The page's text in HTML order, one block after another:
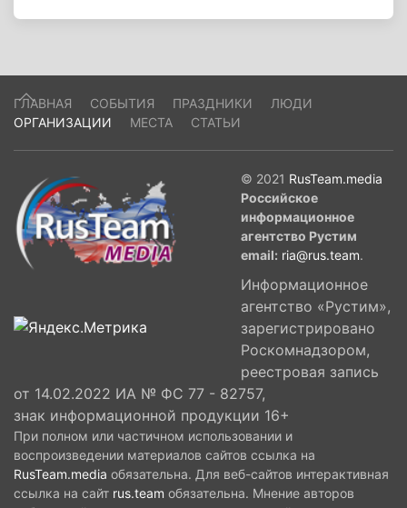
ГЛАВНАЯ СОБЫТИЯ ПРАЗДНИКИ
ЛЮДИ
ОРГАНИЗАЦИИ
МЕСТА СТАТЬИ
© 2021 RusTeam.media
Российское
информационное
агентство Рустим
email: ria@rus.team.
Информационное
агентство «Рустим»,
зарегистрировано
Роскомнадзором,
реестровая запись
от 14.02.2022 ИА № ФС 77 - 82757,
знак информационной продукции 16+
При полном или частичном использовании и
воспроизведении материалов сайтов ссылка на
RusTeam.media обязательна. Для веб-сайтов интерактивная
ссылка на сайт rus.team обязательна. Мнение авторов